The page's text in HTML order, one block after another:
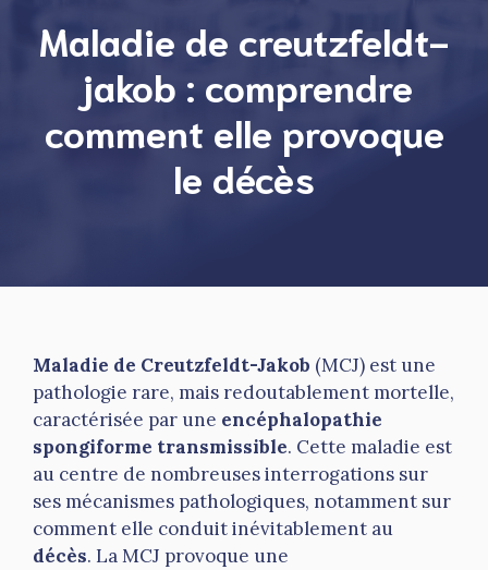
Maladie de creutzfeldt-
jakob : comprendre
comment elle provoque
le décès
Maladie de Creutzfeldt-Jakob (MCJ) est une
pathologie rare, mais redoutablement mortelle,
caractérisée par une encéphalopathie
spongiforme transmissible. Cette maladie est
au centre de nombreuses interrogations sur
ses mécanismes pathologiques, notamment sur
comment elle conduit inévitablement au
décès. La MCJ provoque une